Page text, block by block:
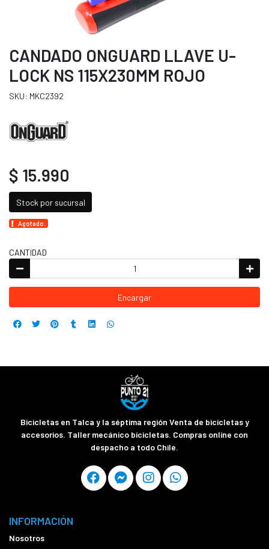
CANDADO ONGUARD LLAVE U-
LOCK NS 115X230MM ROJO
SKU: MKC2392
$ 15.990
Stock por sucursal
Agotado.
CANTIDAD
Encargar
Bicicletas en Talca y la séptima región Venta de bicicletas y
accesorios. Taller mecánico bicicletas. Compras online con
despacho a todo Chile.
INFORMACIÓN
Nosotros